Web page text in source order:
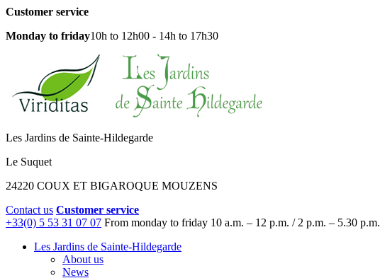
Customer service
Monday to friday10h to 12h00 - 14h to 17h30
Les Jardins de Sainte-Hildegarde
Le Suquet
24220 COUX ET BIGAROQUE MOUZENS
Contact us Customer service
+33(0) 5 53 31 07 07 From monday to friday 10 a.m. – 12 p.m. / 2 p.m. – 5.30 p.m.
Les Jardins de Sainte-Hildegarde
About us
News